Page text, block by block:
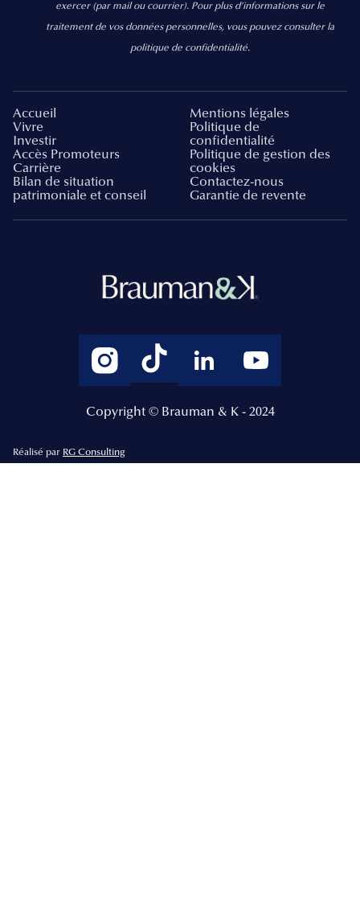
exercer (par mail ou courrier). Pour plus d’informations sur le
traitement de vos données personnelles, vous pouvez consulter la
politique de confidentialité.
Accueil
Vivre
Investir
Accès Promoteurs
Carrière
Bilan de situation
patrimoniale et conseil
Mentions légales
Politique de
confidentialité
Politique de gestion des
cookies
Contactez-nous
Garantie de revente
Copyright © Brauman & K - 2024
Réalisé par RG Consulting